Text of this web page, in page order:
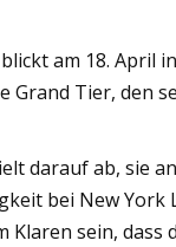
am 18. April
Grand Tier, den
darauf ab, sie
bei New York
sein, dass